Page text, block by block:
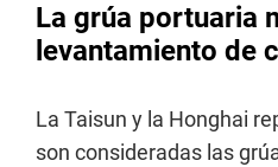
La grúa portuaria
levantamiento de
La Taisun y la Honghai
son consideradas las